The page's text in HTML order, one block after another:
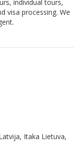
individual tours,
visa processing. We
Itaka Lietuva,